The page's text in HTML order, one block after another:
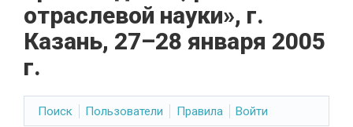
отраслевой науки», г.
Казань, 27–28 января 2005
г.
Поиск Пользователи Правила Войти